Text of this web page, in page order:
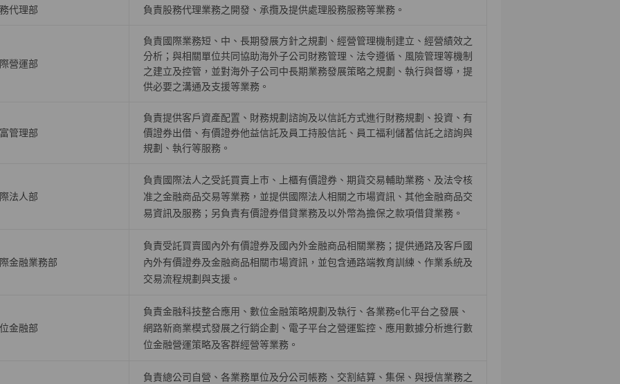
代理部 負責股務代理業務之開發、承攬及提供處理股務服務等業務。
營運部
負責國際業務短、中、長期發展方針之規劃、經營管理機制建立、經營績效之
分析；與相關單位共同協助海外子公司財務管理、法令遵循、風險管理等機制
之建立及控管，並對海外子公司中長期業務發展策略之規劃、執行與督導，提
供必要之溝通及支援等業務。
管理部
負責提供客戶資產配置、財務規劃諮詢及以信託方式進行財務規劃、投資、有
價證券出借、有價證券他益信託及員工持股信託、員工福利儲蓄信託之諮詢與
規劃、執行等服務。
法人部
負責國際法人之受託買賣上巿、上櫃有價證券、期貨交易輔助業務、及法令核
准之金融商品交易等業務，並提供國際法人相關之巿場資訊、其他金融商品交
易資訊及服務；另負責有價證券借貸業務及以外幣為擔保之款項借貸業務。
金融業務部
負責受託買賣國內外有價證券及國內外金融商品相關業務；提供通路及客戶國
內外有價證券及金融商品相關市場資訊，並包含通路端教育訓練、作業系統及
交易流程規劃與支援。
金融部
負責金融科技整合應用、數位金融策略規劃及執行、各業務e化平台之發展、
網路新商業模式發展之行銷企劃、電子平台之營運監控、應用數據分析進行數
位金融營運策略及客群經營等業務。
負責總公司自營、各業務單位及分公司帳務、交割結算、集保、與授信業務之